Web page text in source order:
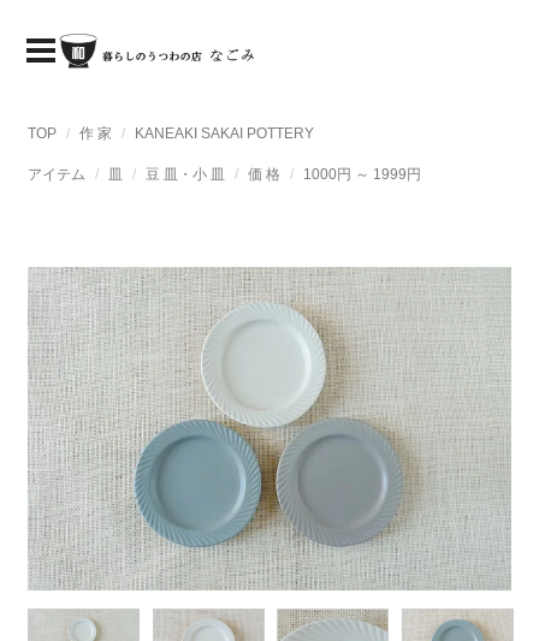
TOP 作 家 KANEAKI SAKAI POTTERY
アイテム 皿 豆 皿・小 皿 価 格 1000円 ～ 1999円